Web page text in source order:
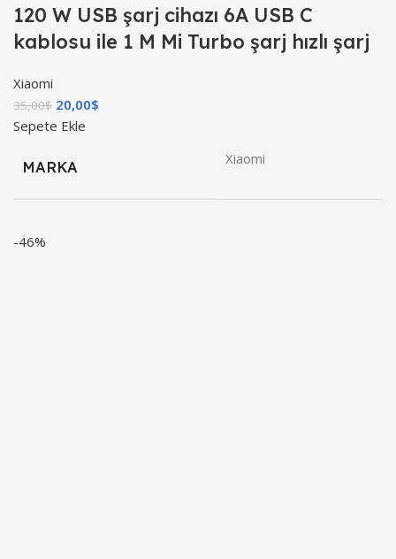
120 W USB şarj cihazı 6A USB C
kablosu ile 1 M Mi Turbo şarj hızlı şarj
Xiaomi
35,00$ 20,00$
Sepete Ekle
MARKA Xiaomi
-46%